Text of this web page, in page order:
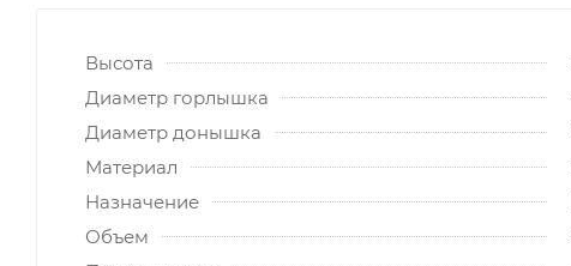
Высота
Диаметр горлышка
Диаметр донышка
Материал
Назначение
Объем